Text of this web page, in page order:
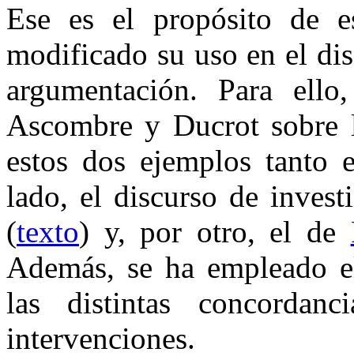
Ese es el propósito de
modificado su uso en el
argumentación. Para
Ascombre y Ducrot sobre
estos dos ejemplos
lado, el discurso de
(texto) y, por otro, el de
Además, se ha empleado
las distintas
intervenciones.